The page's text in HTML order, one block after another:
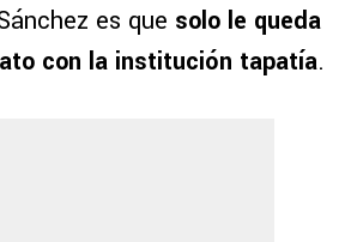
es que solo le queda
con la institución tapatía.